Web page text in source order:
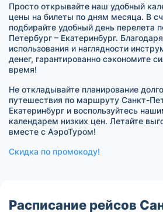
Просто открывайте наш удобный
цены на билеты по дням месяца. В
подбирайте удобный день перелета
Петербург – Екатеринбург.
использования и наглядности
денег, гарантированно сэкономите
время!
Не откладывайте планирование
путешествия по маршруту Санкт-
Екатеринбург и воспользуйтесь
календарем низких цен. Летайте
вместе с АэроТуром!
Скидка по промокоду!
Расписание рейсов